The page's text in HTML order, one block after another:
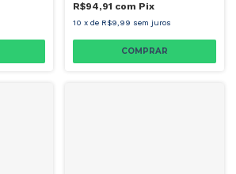
R$94,91 com Pix
10 x de R$9,99 sem juros